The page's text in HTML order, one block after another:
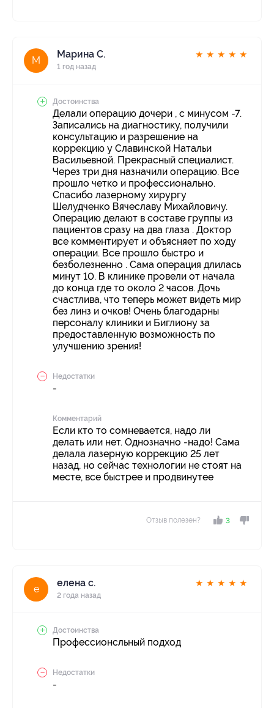
М
Марина С.
1 год назад
★ ★ ★ ★ ★
Достоинства
Делали операцию дочери , с минусом -7.
Записались на диагностику, получили
консультацию и разрешение на
коррекцию у Славинской Натальи
Васильевной. Прекрасный специалист.
Через три дня назначили операцию. Все
прошло четко и профессионально.
Спасибо лазерному хирургу
Шелудченко Вячеславу Михайловичу.
Операцию делают в составе группы из
пациентов сразу на два глаза . Доктор
все комментирует и объясняет по ходу
операции. Все прошло быстро и
безболезненно . Сама операция длилась
минут 10. В клинике провели от начала
до конца где то около 2 часов. Дочь
счастлива, что теперь может видеть мир
без линз и очков! Очень благодарны
персоналу клиники и Биглиону за
предоставленную возможность по
улучшению зрения!
Недостатки
-
Комментарий
Если кто то сомневается, надо ли
делать или нет. Однозначно -надо! Сама
делала лазерную коррекцию 25 лет
назад, но сейчас технологии не стоят на
месте, все быстрее и продвинутее
Отзыв полезен? 3
е
елена с.
2 года назад
★ ★ ★ ★ ★
Достоинства
Профессионсльный подход
Недостатки
-